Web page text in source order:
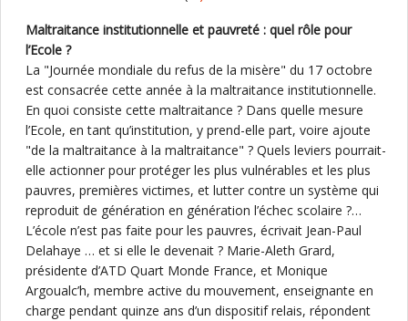
Maltraitance institutionnelle et pauvreté : quel rôle pour
l’Ecole ?
La "Journée mondiale du refus de la misère" du 17 octobre
est consacrée cette année à la maltraitance institutionnelle.
En quoi consiste cette maltraitance ? Dans quelle mesure
l’Ecole, en tant qu’institution, y prend-elle part, voire ajoute
"de la maltraitance à la maltraitance" ? Quels leviers pourrait-
elle actionner pour protéger les plus vulnérables et les plus
pauvres, premières victimes, et lutter contre un système qui
reproduit de génération en génération l’échec scolaire ?…
L’école n’est pas faite pour les pauvres, écrivait Jean-Paul
Delahaye … et si elle le devenait ? Marie-Aleth Grard,
présidente d’ATD Quart Monde France, et Monique
Argoualc’h, membre active du mouvement, enseignante en
charge pendant quinze ans d’un dispositif relais, répondent